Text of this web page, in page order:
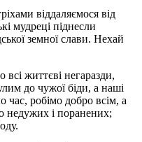
віддаляємося від
мудреці піднесли
земної слави. Нехай
життєві негаразди,
до чужої біди, а наші
час, робімо добро всім, а
недужих і поранених;